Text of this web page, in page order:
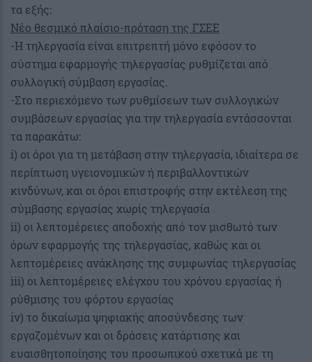
τα εξής:
Νέο θεσμικό πλαίσιο-πρόταση της ΓΣΕΕ
-Η τηλεργασία είναι επιτρεπτή μόνο εφόσον το
σύστημα εφαρμογής τηλεργασίας ρυθμίζεται από
συλλογική σύμβαση εργασίας.
-Στο περιεχόμενο των ρυθμίσεων των συλλογικών
συμβάσεων εργασίας για την τηλεργασία εντάσσονται
τα παρακάτω:
i) οι όροι για τη μετάβαση στην τηλεργασία, ιδιαίτερα σε
περίπτωση υγειονομικών ή περιβαλλοντικών
κινδύνων, και οι όροι επιστροφής στην εκτέλεση της
σύμβασης εργασίας χωρίς τηλεργασία
ii) οι λεπτομέρειες αποδοχής από τον μισθωτό των
όρων εφαρμογής της τηλεργασίας, καθώς και οι
λεπτομέρειες ανάκλησης της συμφωνίας τηλεργασίας
iii) οι λεπτομέρειες ελέγχου του χρόνου εργασίας ή
ρύθμισης του φόρτου εργασίας
iv) το δικαίωμα ψηφιακής αποσύνδεσης των
εργαζομένων και οι δράσεις κατάρτισης και
ευαισθητοποίησης του προσωπικού σχετικά με τη